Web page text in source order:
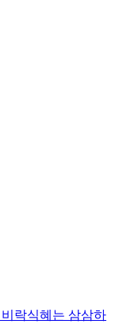
락식혜는 삼삼하